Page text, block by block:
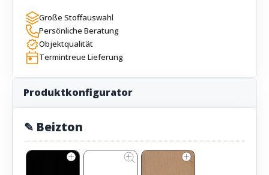
Große Stoffauswahl
Persönliche Beratung
Objektqualität
Termintreue Lieferung
Produktkonfigurator
✎ Beizton